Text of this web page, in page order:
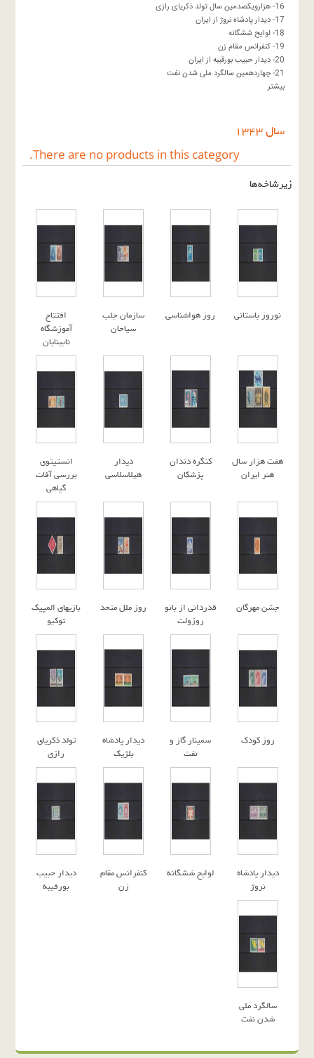
16- هزارویکصدمین سال تولد ذکریای رازی
17- دیدار پادشاه نروژ از ایران
18- لوایح ششگانه
19- کنفرانس مقام زن
20- دیدار حبیب بورقیبه از ایران
21- چهاردهمین سالگرد ملی شدن نفت
بیشتر
سال ١٣٤٣
There are no products in this category.
زیرشاخه‌ها
نوروز باستانی روز هواشناسی
سازمان جلب
سیاحان
افتتاح
آموزشگاه
نابینایان
هفت هزار سال
هنر ایران
کنگره دندان
پزشکان
دیدار
هیلاسلاسی
انستیتوی
بررسی آفات
گیاهی
جشن مهرگان
قدردانی از بانو
روزولت
روز ملل متحد
بازیهای المپیک
توکیو
روز کودک
سمینار گاز و
نفت
دیدار پادشاه
بلژیک
تولد ذکریای
رازی
دیدار پادشاه
نروژ
لوایح ششگانه
کنفرانس مقام
زن
دیدار حبیب
بورقیبه
سالگرد ملی
شدن نفت